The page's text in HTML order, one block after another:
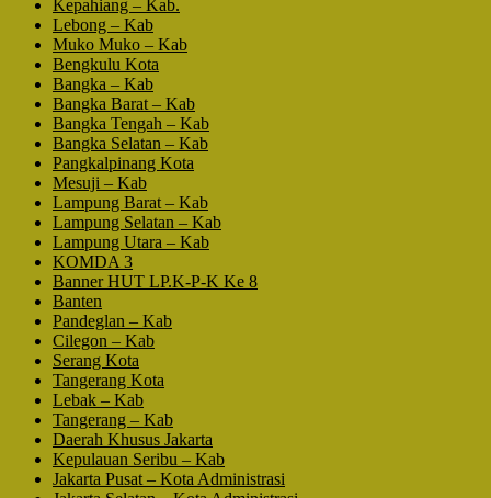
Kepahiang – Kab.
Lebong – Kab
Muko Muko – Kab
Bengkulu Kota
Bangka – Kab
Bangka Barat – Kab
Bangka Tengah – Kab
Bangka Selatan – Kab
Pangkalpinang Kota
Mesuji – Kab
Lampung Barat – Kab
Lampung Selatan – Kab
Lampung Utara – Kab
KOMDA 3
Banner HUT LP.K-P-K Ke 8
Banten
Pandeglan – Kab
Cilegon – Kab
Serang Kota
Tangerang Kota
Lebak – Kab
Tangerang – Kab
Daerah Khusus Jakarta
Kepulauan Seribu – Kab
Jakarta Pusat – Kota Administrasi